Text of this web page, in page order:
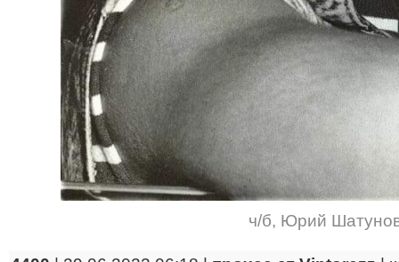
ч/б, Юрий